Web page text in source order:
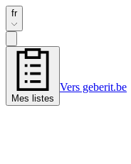
fr
Mes listes
Vers geberit.be